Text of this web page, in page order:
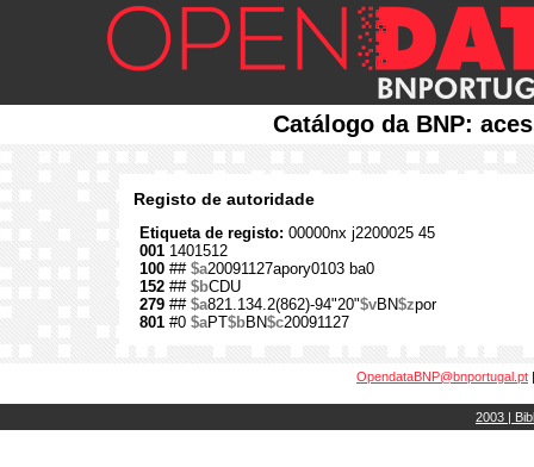
Catálogo da BNP:
Registo de autoridade
Etiqueta de registo: 00000nx j2200025 45
001 1401512
100 ## $a20091127apory0103 ba0
152 ## $bCDU
279 ## $a821.134.2(862)-94"20"$vBN$zpor
801 #0 $aPT$bBN$c20091127
OpendataBNP@bnportugal.pt
2003 |